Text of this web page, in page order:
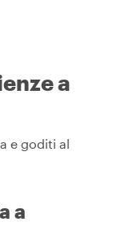
a
e goditi al
a